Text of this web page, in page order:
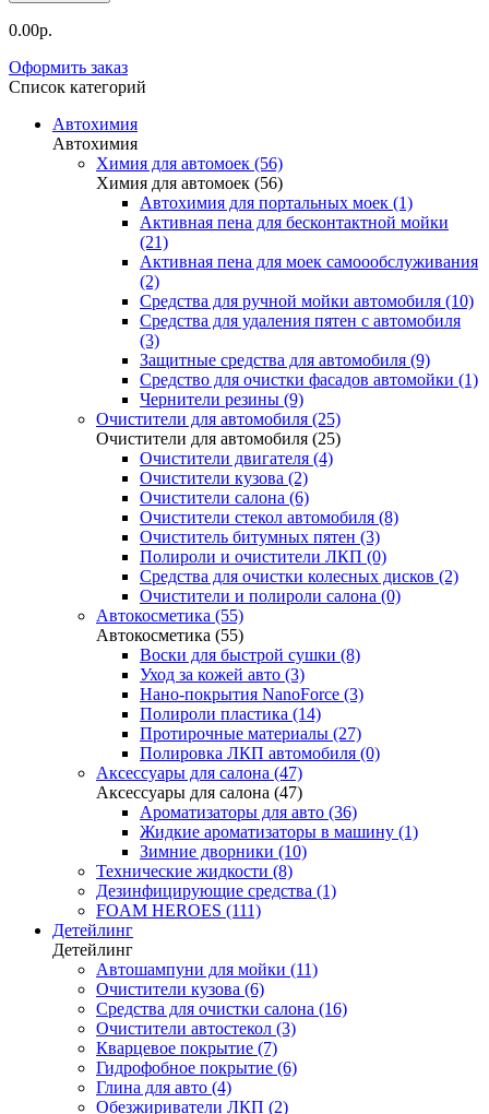
0.00р.
Оформить заказ
Список категорий
Автохимия
Автохимия
Химия для автомоек (56)
Химия для автомоек (56)
Автохимия для портальных моек (1)
Активная пена для бесконтактной мойки
(21)
Активная пена для моек самоообслуживания
(2)
Средства для ручной мойки автомобиля (10)
Средства для удаления пятен с автомобиля
(3)
Защитные средства для автомобиля (9)
Средство для очистки фасадов автомойки (1)
Чернители резины (9)
Очистители для автомобиля (25)
Очистители для автомобиля (25)
Очистители двигателя (4)
Очистители кузова (2)
Очистители салона (6)
Очистители стекол автомобиля (8)
Очиститель битумных пятен (3)
Полироли и очистители ЛКП (0)
Средства для очистки колесных дисков (2)
Очистители и полироли салона (0)
Автокосметика (55)
Автокосметика (55)
Воски для быстрой сушки (8)
Уход за кожей авто (3)
Нано-покрытия NanoForce (3)
Полироли пластика (14)
Протирочные материалы (27)
Полировка ЛКП автомобиля (0)
Аксессуары для салона (47)
Аксессуары для салона (47)
Ароматизаторы для авто (36)
Жидкие ароматизаторы в машину (1)
Зимние дворники (10)
Технические жидкости (8)
Дезинфицирующие средства (1)
FOAM HEROES (111)
Детейлинг
Детейлинг
Автошампуни для мойки (11)
Очистители кузова (6)
Средства для очистки салона (16)
Очистители автостекол (3)
Кварцевое покрытие (7)
Гидрофобное покрытие (6)
Глина для авто (4)
Обезжириватели ЛКП (2)